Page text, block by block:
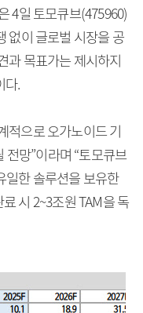
4일 토모큐브(475960)
없이 글로벌 시장을 공
과 목표가는 제시하지
다.
적으로 오가노이드 기
전망”이라며 “토모큐브
일한 솔루션을 보유한
시 2~3조원 TAM을 독